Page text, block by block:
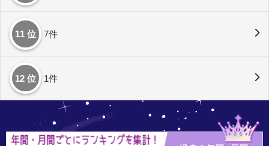
11 位 7件
12 位 1件